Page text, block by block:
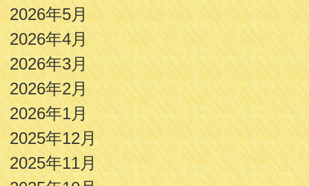
2026年5月
2026年4月
2026年3月
2026年2月
2026年1月
2025年12月
2025年11月